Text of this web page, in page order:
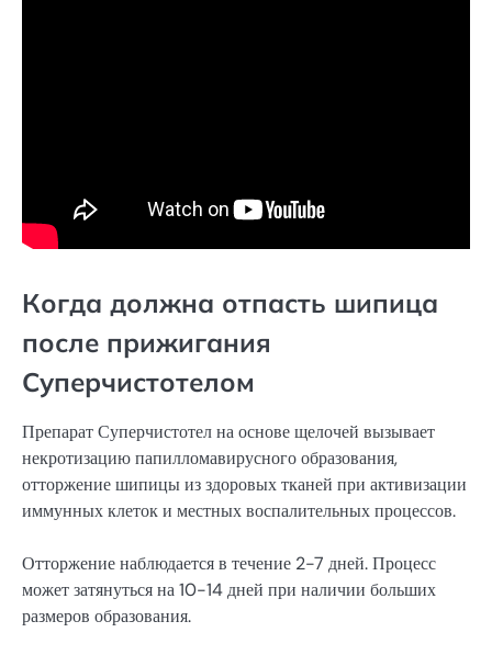
Когда должна отпасть шипица
после прижигания
Суперчистотелом
Препарат Суперчистотел на основе щелочей вызывает
некротизацию папилломавирусного образования,
отторжение шипицы из здоровых тканей при активизации
иммунных клеток и местных воспалительных процессов.
Отторжение наблюдается в течение 2-7 дней. Процесс
может затянуться на 10-14 дней при наличии больших
размеров образования.